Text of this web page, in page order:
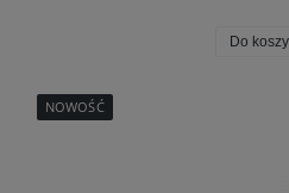
Do
NOWOŚĆ